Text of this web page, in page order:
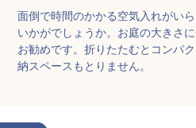
面倒で時間のかかる空気入れがい
いかがでしょうか。お庭の大きさ
お勧めです。折りたたむとコンパ
納スペースもとりません。